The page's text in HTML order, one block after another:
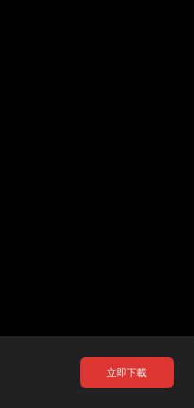
立即下載